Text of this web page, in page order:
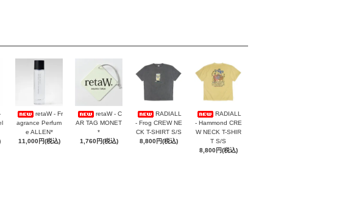
retaW - Fr
agrance Perfum
e ALLEN*
11,000円(税込)
retaW - C
AR TAG MONET
*
1,760円(税込)
RADIALL
- Frog CREW NE
CK T-SHIRT S/S
8,800円(税込)
RADIALL
- Hammond CRE
W NECK T-SHIR
T S/S
8,800円(税込)